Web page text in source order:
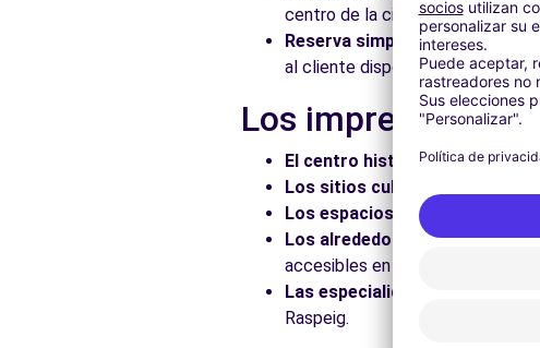
centro de la ciudad, en
Reserva simplificada:Nuestra
al cliente disponible para
Los
El centro histórico:Pasee por
Los sitios culturales:
Los espacios naturales:
Los alrededores:
Explore las
accesibles en coche.
Las especialidades locales:
Raspeig.